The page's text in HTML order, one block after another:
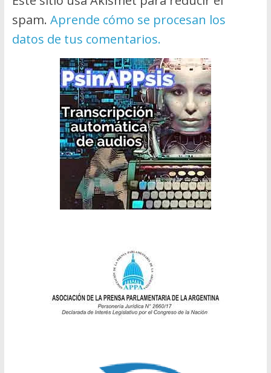
spam. Aprende cómo se procesan los
datos de tus comentarios.